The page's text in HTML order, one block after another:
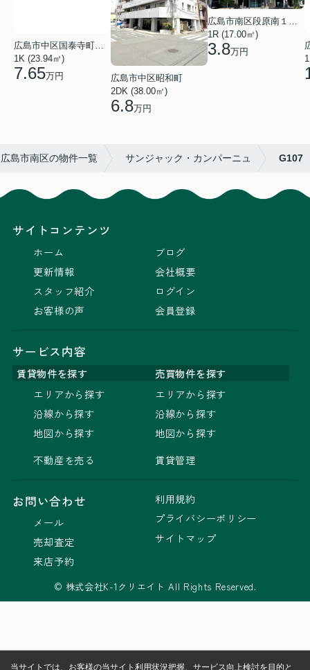
広島市中区国泰寺町２丁目
1K (23.94㎡)
7.65万円
広島市中区昭和町
2DK (38.00㎡)
6.8万円
広島市南区段原南１丁目
1R (17.00㎡)
3.8万円
広島市南区の物件一覧 サンジャック・カンパーニュ G107
サイトコンテンツ
ホーム
更新情報
スタッフ紹介
お客様の声
ブログ
会社概要
ログイン
会員登録
サービス内容
賃貸物件を探す
売買物件を探す
エリアから探す
沿線から探す
地図から探す
不動産を売る
エリアから探す
沿線から探す
地図から探す
賃貸管理
お問い合わせ
メール
売却査定
来店予約
利用規約
プライバシーポリシー
サイトマップ
© 株式会社K-1クリエイト All Rights Reserved.
当サイトでは、お客様の当サイト利用状況把握、サービス向上検討を目的と